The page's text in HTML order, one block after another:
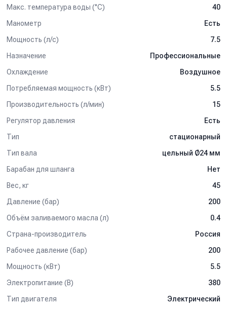
Макс. температура воды (°C)
40
Манометр
Есть
Мощность (л/с)
7.5
Назначение
Профессиональные
Охлаждение
Воздушное
Потребляемая мощность (кВт)
5.5
Производительность (л/мин)
15
Регулятор давления
Есть
Тип
стационарный
Тип вала
цельный Ø24 мм
Барабан для шланга
Нет
Вес, кг
45
Давление (бар)
200
Объём заливаемого масла (л)
0.4
Страна-производитель
Россия
Рабочее давление (бар)
200
Мощность (кВт)
5.5
Электропитание (В)
380
Тип двигателя
Электрический